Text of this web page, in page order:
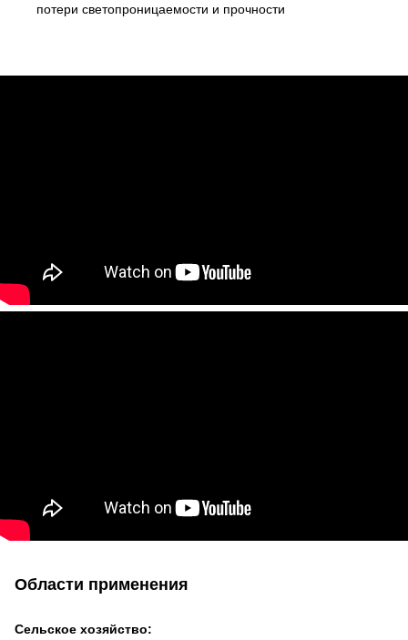
потери светопроницаемости и прочности
Области применения
Сельское хозяйство: